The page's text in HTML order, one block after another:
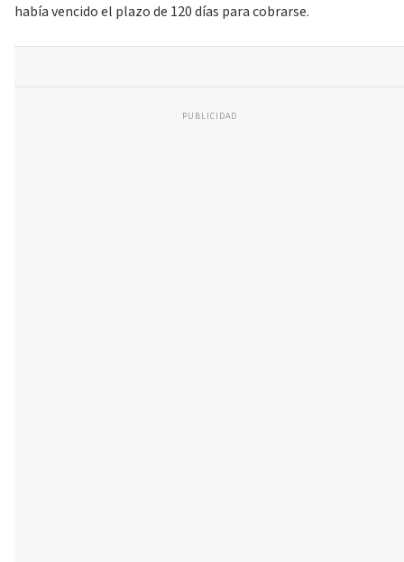
había vencido el plazo de 120 días para cobrarse.
PUBLICIDAD